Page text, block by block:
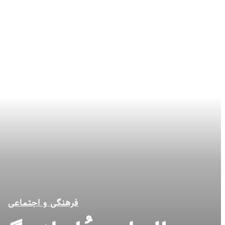
فرهنگی و اجتماعی